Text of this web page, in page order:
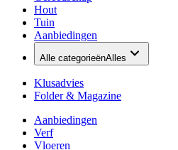
Hout
Tuin
Aanbiedingen
Alle categorieënAlles
Klusadvies
Folder & Magazine
Aanbiedingen
Verf
Vloeren